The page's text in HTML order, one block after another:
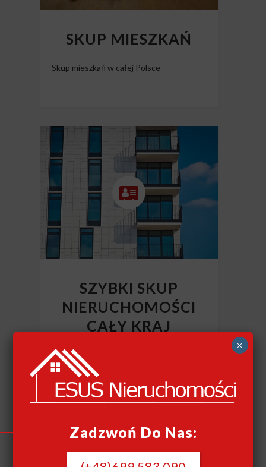
SKUP MIESZKAŃ
Skup mieszkań w całej Polsce
SZYBKI SKUP
NIERUCHOMOŚCI
CAŁY KRAJ
Szybki skup nieruchomości
Zadzwoń Do Nas:
×